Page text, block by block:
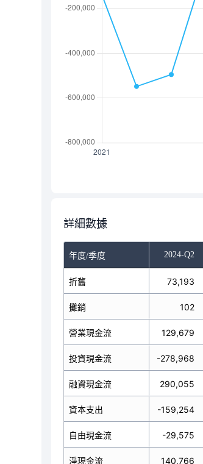
詳細數據
年度/季度
2024-Q1 2024-Q2
折舊
攤銷
營業現金流
投資現金流
融資現金流
資本支出
自由現金流
淨現金流
70,500 73,193
102
381,236 129,679
-250,481 -278,968
-203,504 290,055
-165,556 -159,254
215,680 -29,575
-72,749 140,766